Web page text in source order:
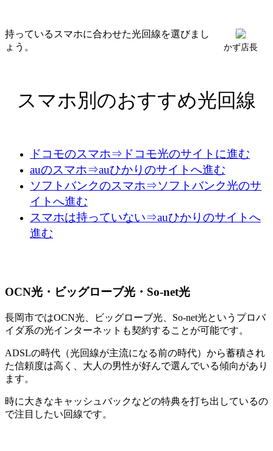
持っているスマホに合わせた光回線を選びまし
ょう。
かず店長
スマホ別のおすすめ光回線
ドコモのスマホ⇒ドコモ光のサイトに進む
auのスマホ⇒auひかりのサイトへ進む
ソフトバンクのスマホ⇒ソフトバンク光のサ
イトへ進む
スマホは持っていない⇒auひかりのサイトへ
進む
OCN光・ビッグローブ光・So-net光
長岡市ではOCN光、ビッグローブ光、So-net光というプロバ
イダ系の光インターネットも契約することが可能です。
ADSLの時代（光回線が主流になる前の時代）から蓄積され
た信頼度は高く、大人の男性が好んで選んでいる傾向があり
ます。
時に大きなキャッシュバックなどの特典を打ち出しているの
で注目したい回線です。